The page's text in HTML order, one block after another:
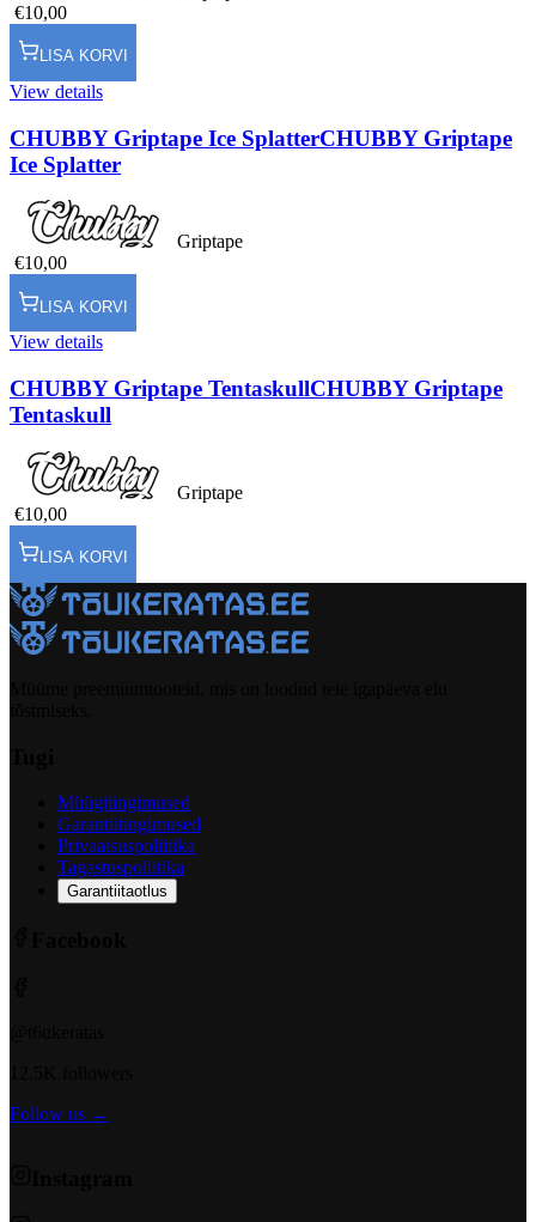
€10,00
LISA KORVI
View details
CHUBBY Griptape Ice SplatterCHUBBY Griptape
Ice Splatter
Griptape
€10,00
LISA KORVI
View details
CHUBBY Griptape TentaskullCHUBBY Griptape
Tentaskull
Griptape
€10,00
LISA KORVI
Müügitingimused
Garantiitingimused
Privaatsuspoliitika
Tagastuspoliitika
Garantiitaotlus
Follow us →